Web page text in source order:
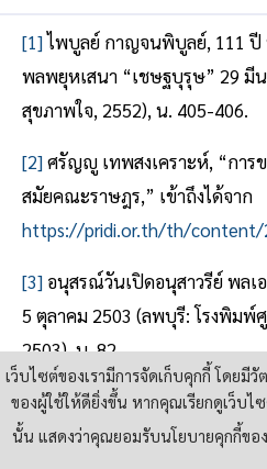
[1]ไพบูลย์ กาญจนพิบูลย์, 111
พลพยุหเสนา “เชษฐบุรุษ” 29 มี
สุขภาพใจ, 2552), น. 405-406.
[2]ศรัญญู เทพสงเคราะห์, “กา
สมัยคณะราษฎร,” เข้าถึงได้จาก
https://pridi.or.th/th/content/
[3] อนุสรณ์วันเปิดอนุสาวรีย์ พล
5 ตุลาคม 2503 (ลพบุรี: โรงพิม
2503), น. 82.
[4]สุธาชัย ยิ้มประเสริฐ, แผนชิงช
ต้านรัฐ สมัยจอมพล ป. พิบูลสงคร
เว็บไซต์ของเรามีการจัดเก็บคุกกี้ โดย
ของผู้ใช้ให้ดียิ่งขึ้น หากคุณเรียกดูเว็บไ
นั้น แสดงว่าคุณยอมรับนโยบายคุกกี้ของ